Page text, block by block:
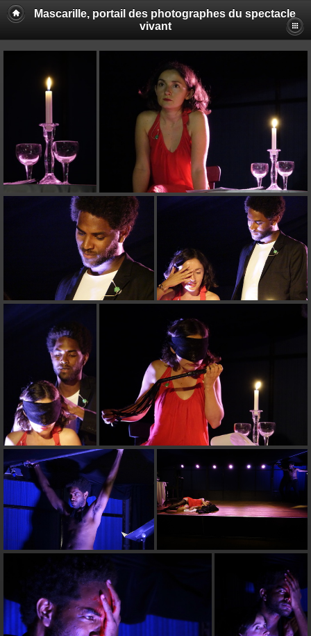
Mascarille, portail des photographes du spectacle
vivant